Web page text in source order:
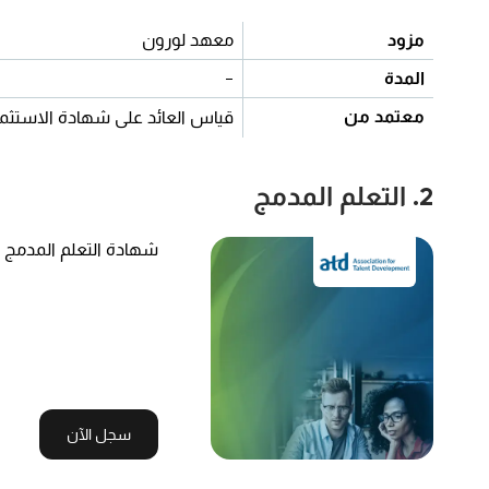
مزود
معهد لورون
المدة
-
معتمد من
قياس العائد على شهادة
2. التعلم المدمج
شهادة التعلم المدمج
سجل الآن